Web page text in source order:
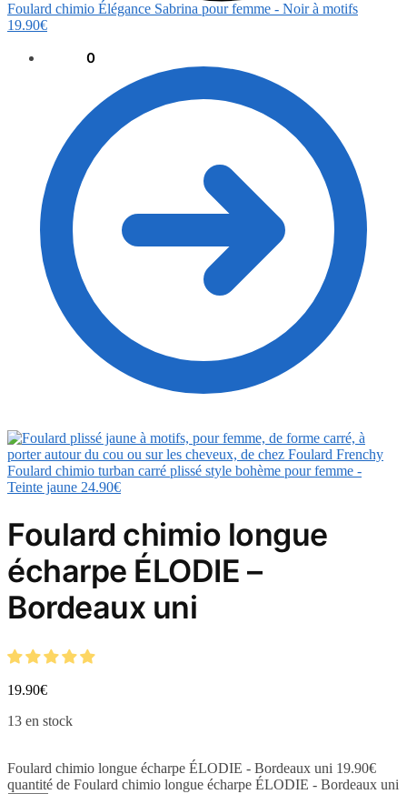
0
Foulard chimio Élégance Sabrina pour femme - Noir à motifs
19.90€
Foulard chimio turban carré plissé style bohème pour femme -
Teinte jaune 24.90€
Foulard chimio longue
écharpe ÉLODIE –
Bordeaux uni
19.90€
13 en stock
Foulard chimio longue écharpe ÉLODIE - Bordeaux uni 19.90€
quantité de Foulard chimio longue écharpe ÉLODIE - Bordeaux uni